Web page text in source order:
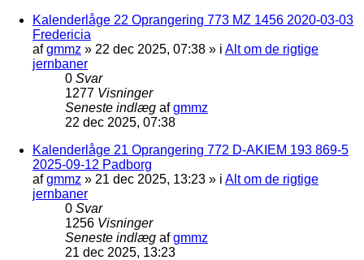
Kalenderlåge 22 Oprangering 773 MZ 1456 2020-03-03
Fredericia
afgmmz » 22 dec 2025, 07:38 » i Alt om de rigtige
jernbaner
0 Svar
1277 Visninger
Seneste indlæg afgmmz
22 dec 2025, 07:38
Kalenderlåge 21 Oprangering 772 D-AKIEM 193 869-5
2025-09-12 Padborg
afgmmz » 21 dec 2025, 13:23 » i Alt om de rigtige
jernbaner
0 Svar
1256 Visninger
Seneste indlæg afgmmz
21 dec 2025, 13:23